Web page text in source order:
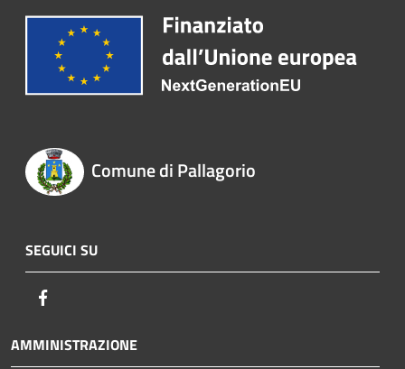
Comune di Pallagorio
SEGUICI SU
AMMINISTRAZIONE